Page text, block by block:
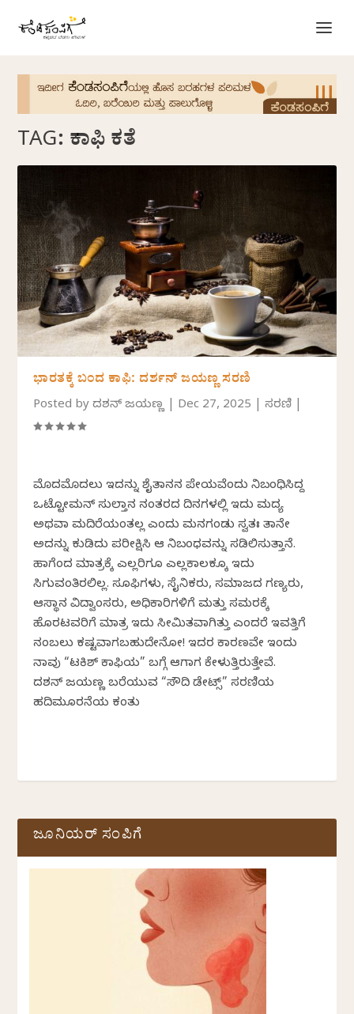
TAG: ಕಾಫಿ ಕತೆ
ಭಾರತಕ್ಕೆ ಬಂದ ಕಾಫಿ: ದರ್ಶನ್‌ ಜಯಣ್ಣ ಸರಣಿ
Posted byದರ್ಶನ್ ಜಯಣ್ಣ| Dec 27, 2025 |ಸರಣಿ
ಮೊದಮೊದಲು ಇದನ್ನು ಶೈತಾನನ ಪೇಯವೆಂದು ನಿರ್ಬಂಧಿಸಿದ್ದ
ಒಟ್ಟೋಮನ್ ಸುಲ್ತಾನ ನಂತರದ ದಿನಗಳಲ್ಲಿ ಇದು ಮದ್ಯ
ಅಥವಾ ಮದಿರೆಯಂತಲ್ಲ ಎಂದು ಮನಗಂಡು ಸ್ವತಃ ತಾನೇ
ಅದನ್ನು ಕುಡಿದು ಪರೀಕ್ಷಿಸಿ ಆ ನಿರ್ಬಂಧವನ್ನು ಸಡಿಲಿಸುತ್ತಾನೆ.
ಹಾಗೆಂದ ಮಾತ್ರಕ್ಕೆ ಎಲ್ಲರಿಗೂ ಎಲ್ಲಕಾಲಕ್ಕೂ ಇದು
ಸಿಗುವಂತಿರಲಿಲ್ಲ. ಸೂಫಿಗಳು, ಸೈನಿಕರು, ಸಮಾಜದ ಗಣ್ಯರು,
ಆಸ್ಥಾನ ವಿದ್ವಾಂಸರು, ಅಧಿಕಾರಿಗಳಿಗೆ ಮತ್ತು ಸಮರಕ್ಕೆ
ಹೊರಟವರಿಗೆ ಮಾತ್ರ ಇದು ಸೀಮಿತವಾಗಿತ್ತು ಎಂದರೆ ಇವತ್ತಿಗೆ
ನಂಬಲು ಕಷ್ಟವಾಗಬಹುದೇನೋ! ಇದರ ಕಾರಣವೇ ಇಂದು
ನಾವು “ಟರ್ಕಿಶ್ ಕಾಫಿಯ” ಬಗ್ಗೆ ಆಗಾಗ ಕೇಳುತ್ತಿರುತ್ತೇವೆ.
ದರ್ಶನ್‌ ಜಯಣ್ಣ ಬರೆಯುವ “ಸೌದಿ ಡೇಟ್ಸ್”‌ ಸರಣಿಯ
ಹದಿಮೂರನೆಯ ಕಂತು
ಜೂನಿಯರ್ ಸಂಪಿಗೆ